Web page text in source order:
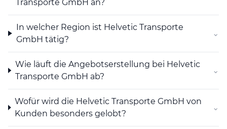
Transporte GmbH an?
In welcher Region ist Helvetic Transporte
GmbH tätig?
⌄
Wie läuft die Angebotserstellung bei Helvetic
Transporte GmbH ab?
⌄
Wofür wird die Helvetic Transporte GmbH von
Kunden besonders gelobt?
⌄